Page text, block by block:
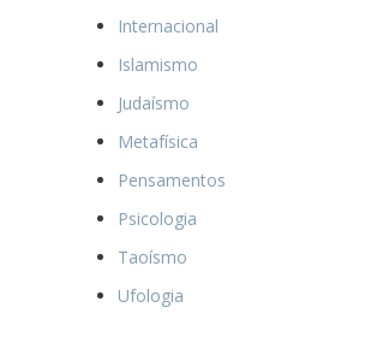
Internacional
Islamismo
Judaísmo
Metafísica
Pensamentos
Psicologia
Taoísmo
Ufologia